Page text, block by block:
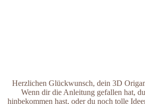
Herzlichen Glückwunsch, dein 3D
Wenn dir die Anleitung gefallen hat,
hinbekommen hast, oder du noch tolle